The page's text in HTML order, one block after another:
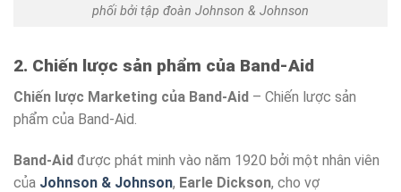
phối bởi tập đoàn Johnson & Johnson
2. Chiến lược sản phẩm của Band-Aid
Chiến lược Marketing của Band-Aid – Chiến lược sản
phẩm của Band-Aid.
Band-Aid được phát minh vào năm 1920 bởi một nhân viên
của Johnson & Johnson, Earle Dickson, cho vợ